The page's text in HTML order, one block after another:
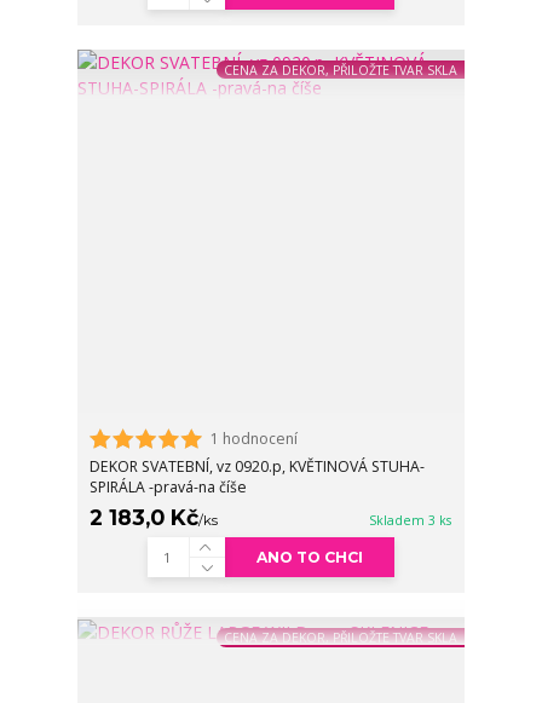
CENA ZA DEKOR, PŘILOŽTE TVAR SKLA
1 hodnocení
DEKOR SVATEBNÍ, vz 0920.p, KVĚTINOVÁ STUHA-
SPIRÁLA -pravá-na číše
2 183,0 Kč/ks Skladem 3 ks
ANO TO CHCI
CENA ZA DEKOR, PŘILOŽTE TVAR SKLA